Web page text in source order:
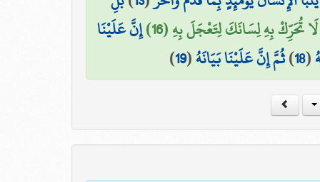
لَا تُحَرِّكْ بِهِ لِسَانَكَ لِتَعْجَلَ بِهِ (16)
إِنَّ عَلَيْنَا
(
18
)ثُمَّ إِنَّ عَلَيْنَا بَيَانَهُ(
19
)